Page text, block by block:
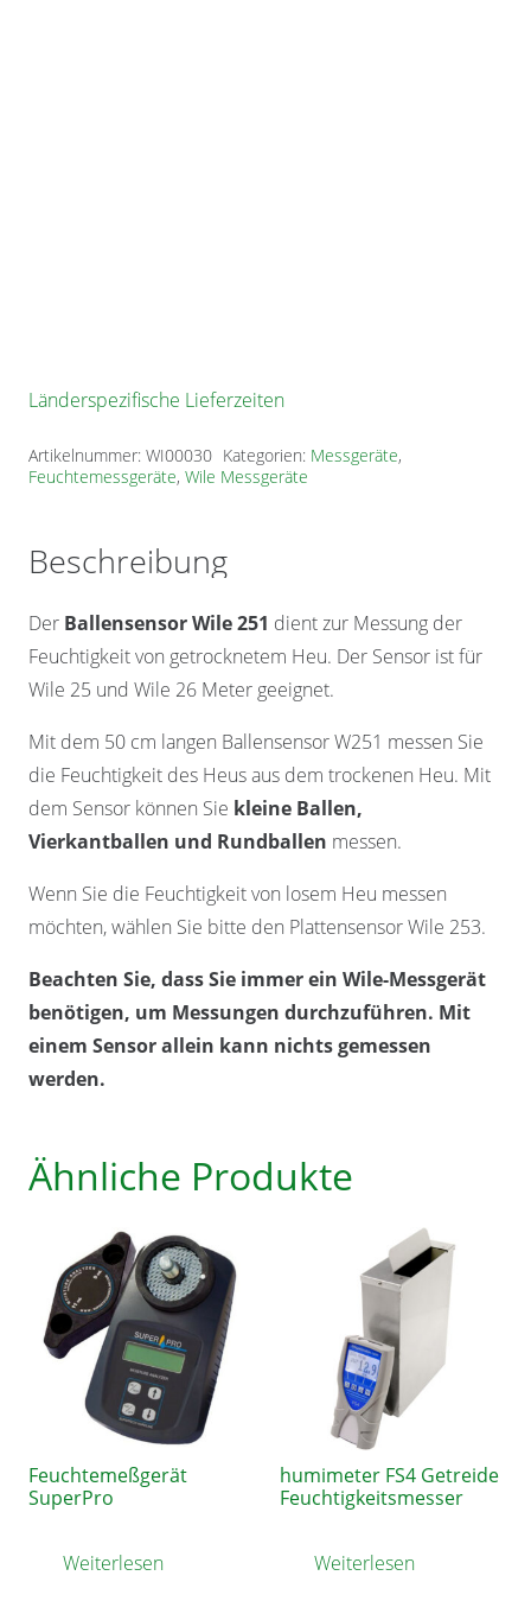
Länderspezifische Lieferzeiten
Artikelnummer: WI00030 Kategorien: Messgeräte,
Feuchtemessgeräte, Wile Messgeräte
Beschreibung
Der Ballensensor Wile 251 dient zur Messung der
Feuchtigkeit von getrocknetem Heu. Der Sensor ist für
Wile 25 und Wile 26 Meter geeignet.
Mit dem 50 cm langen Ballensensor W251 messen Sie
die Feuchtigkeit des Heus aus dem trockenen Heu. Mit
dem Sensor können Sie kleine Ballen,
Vierkantballen und Rundballen messen.
Wenn Sie die Feuchtigkeit von losem Heu messen
möchten, wählen Sie bitte den Plattensensor Wile 253.
Beachten Sie, dass Sie immer ein Wile-Messgerät
benötigen, um Messungen durchzuführen. Mit
einem Sensor allein kann nichts gemessen
werden.
Ähnliche Produkte
Feuchtemeßgerät
SuperPro
Weiterlesen
humimeter FS4 Getreide
Feuchtigkeitsmesser
Weiterlesen